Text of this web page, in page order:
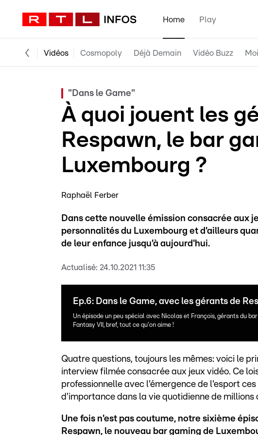
Home Play
Vidéos Cosmopoly Déjà Demain Vidéo Buzz
"Dans le Game"
À quoi jouent les
Respawn, le bar
Luxembourg ?
Raphaël Ferber
Dans cette nouvelle émission consacrée aux
personnalités du Luxembourg et d'ailleurs
de leur enfance jusqu'à aujourd'hui.
Actualisé: 24.10.2021 11:35
Ep.6: Dans le Game, avec les gérants de
Un épisode un peu spécial avec Nicolas et François, gérants du
Fantasy VII, bref, tout ce qu'on aime !
Quatre questions, toujours les mêmes: voici le
interview filmée consacrée aux jeux vidéo. Ce
professionnelle avec l'émergence de l'esport
d'importance dans la vie quotidienne de millions
Une fois n'est pas coutume, notre sixième
Respawn, le nouveau bar gaming de